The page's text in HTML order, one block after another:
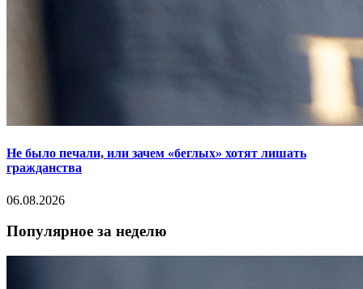
Не было печали, или зачем «беглых» хотят лишать
гражданства
06.08.2026
Популярное за неделю